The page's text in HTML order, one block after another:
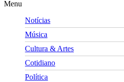
Menu
Notícias
Música
Cultura & Artes
Cotidiano
Política